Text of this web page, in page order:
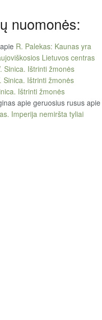
nuomonės:
apie R. Palekas: Kaunas yra
Lietuvos centras
Sinica. Ištrinti žmonės
Sinica. Ištrinti žmonės
Ištrinti žmonės
apie geruosius rusus apie
Imperija nemiršta tyliai